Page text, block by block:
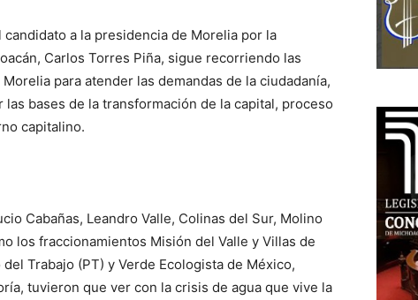
a la presidencia de Morelia por la
Carlos Torres Piña, sigue recorriendo las
para atender las demandas de la ciudadanía,
bases de la transformación de la capital, proceso
capitalino.
Cabañas, Leandro Valle, Colinas del Sur, Molino
los fraccionamientos Misión del Valle y Villas de
Trabajo (PT) y Verde Ecologista de México,
tuvieron que ver con la crisis de agua que vive la